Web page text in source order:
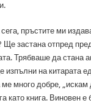
пръстите ми
Ще застана отпред
Трябваше да стана
на китарата
много добре,
като книга. Виновен